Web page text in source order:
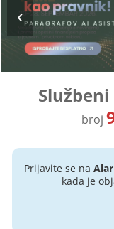
broj
Prijavite se na
kada je